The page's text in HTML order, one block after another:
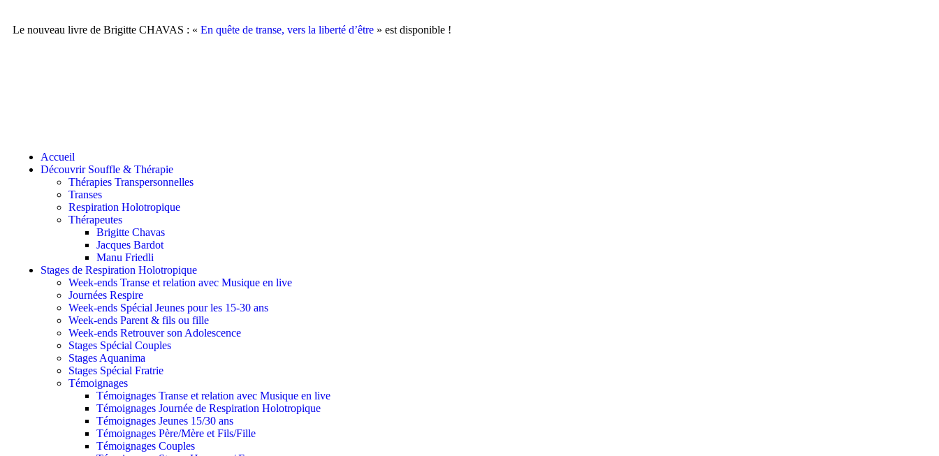
Le nouveau livre de Brigitte CHAVAS : « En quête de transe, vers la liberté d’être » est disponible !
Accueil
Découvrir Souffle & Thérapie
Thérapies Transpersonnelles
Transes
Respiration Holotropique
Thérapeutes
Brigitte Chavas
Jacques Bardot
Manu Friedli
Stages de Respiration Holotropique
Week-ends Transe et relation avec Musique en live
Journées Respire
Week-ends Spécial Jeunes pour les 15-30 ans
Week-ends Parent & fils ou fille
Week-ends Retrouver son Adolescence
Stages Spécial Couples
Stages Aquanima
Stages Spécial Fratrie
Témoignages
Témoignages Transe et relation avec Musique en live
Témoignages Journée de Respiration Holotropique
Témoignages Jeunes 15/30 ans
Témoignages Père/Mère et Fils/Fille
Témoignages Couples